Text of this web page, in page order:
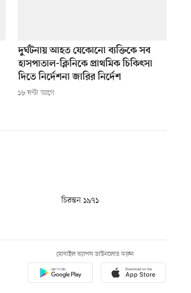
দুর্ঘটনায় আহত যেকোনো ব্যক্তিকে সব
হাসপাতাল-ক্লিনিকে প্রাথমিক চিকিৎসা
দিতে নির্দেশনা জারির নির্দেশ
১৮ ঘণ্টা আগে
চিরন্তন ১৯৭১
মোবাইল অ্যাপস ডাউনলোড করুন